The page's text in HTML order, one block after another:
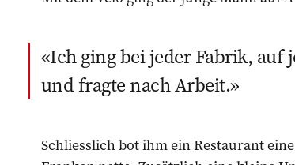
Ich ging bei jeder Fabrik, auf
und fragte nach Arbeit.
Schliesslich bot ihm ein Restaurant